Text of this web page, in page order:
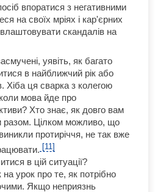
впоратися з негативними
на своїх мріях і кар'єрних
скандалів на
уявіть, як багато
в найближчий рік або
Хіба ця сварка з колегою
мова йде про
Хто знає, як довго вам
разом. Цілком можливо, що
протиріччя, не так вже
[11]
в цій ситуації?
на урок про те, як потрібно
Якщо неприязнь